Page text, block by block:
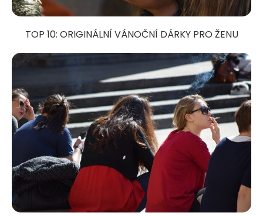
TOP 10: ORIGINÁLNÍ VÁNOČNÍ DÁRKY PRO ŽENU